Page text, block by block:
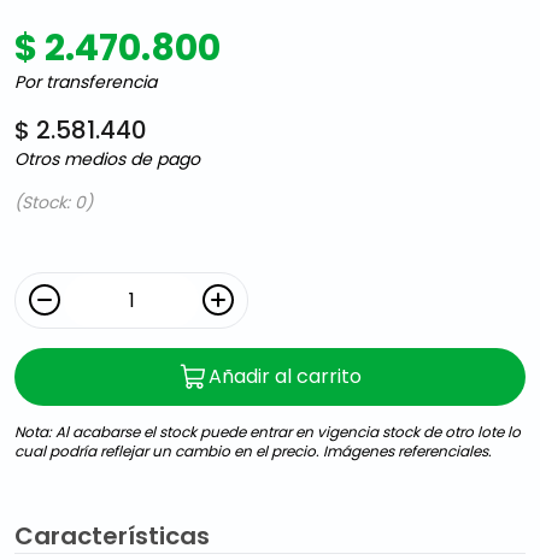
$ 2.470.800
Por transferencia
$ 2.581.440
Otros medios de pago
(Stock: 0)
Añadir al carrito
Nota: Al acabarse el stock puede entrar en vigencia stock de otro lote lo
cual podría reflejar un cambio en el precio. Imágenes referenciales.
Características